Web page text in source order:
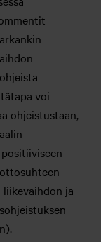
voi
ohjeistustaan,
ja